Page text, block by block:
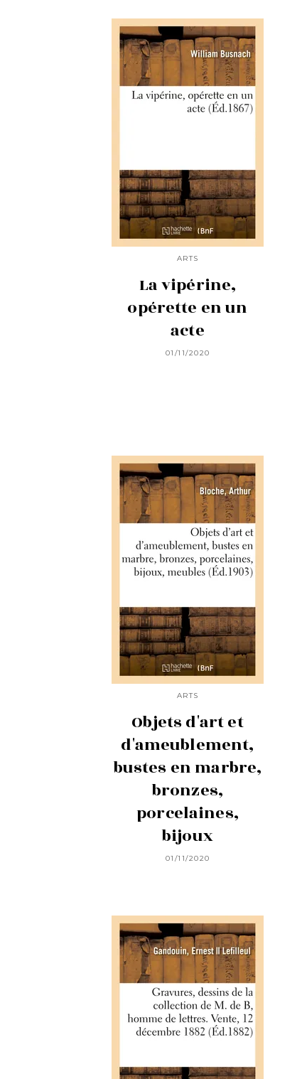
ARTS
La vipérine,
opérette en un
acte
01/11/2020
ARTS
Objets d'art et
d'ameublement,
bustes en marbre,
bronzes,
porcelaines,
bijoux
01/11/2020